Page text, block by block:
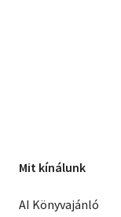
Mit kínálunk
AI Könyvajánló